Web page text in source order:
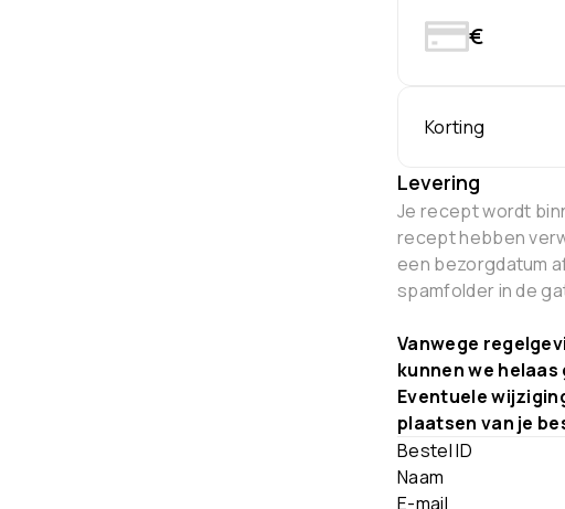
€
Korting
Levering
Je recept wordt
recept hebben
een bezorgdatum
spamfolder in de
Vanwege
kunnen we
Eventuele
plaatsen van je
Bestel ID
Naam
E-mail